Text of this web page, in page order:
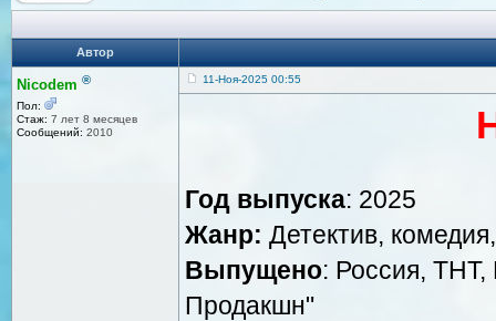
Автор
Nicodem ®
Пол:
Стаж: 7 лет 8 месяцев
Сообщений: 2010
11-Ноя-2025 00:55
Год выпуска: 2025
Жанр: Детектив,
Выпущено: Россия, ТНТ,
Продакшн"